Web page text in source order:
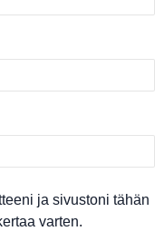
ja sivustoni tähän
varten.